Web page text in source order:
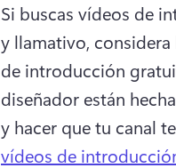
Si buscas vídeos de
y llamativo,
de introducción
diseñador están
y hacer que tu canal
vídeos de